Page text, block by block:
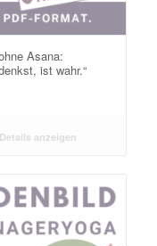
Asana:
ist wahr.“
Details anzeigen